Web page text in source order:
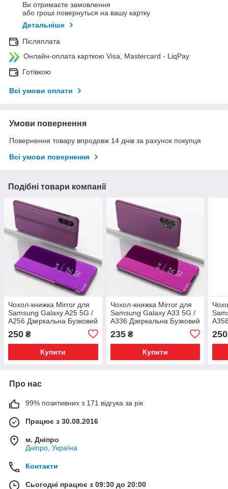
Ви отримаєте замовлення
або гроші повернуться на вашу картку
Детальніше
Післяплата
Онлайн-оплата карткою Visa, Mastercard - LiqPay
Готівкою
Всі умови оплати
Умови повернення
Повернення товару впродовж 14 днів за рахунок покупця
Всі умови повернення
Подібні товари компанії
Чохол-книжка Mirror для
Samsung Galaxy A25 5G /
A256 Дзеркальна Бузковий
250 ₴
Купити
Чохол-книжка Mirror для
Samsung Galaxy A33 5G /
A336 Дзеркальна Бузковий
235₴
Купити
250
Про нас
99% позитивних з 171 відгука за рік
Працює з 30.08.2016
м. Дніпро
Дніпро, Україна
Контакти
Сьогодні працює з 09:30 до 20:00